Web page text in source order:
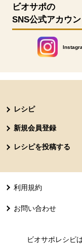
ビオサポの
SNS公式アカウン
別のウ
レシピ
新規会員登録
レシピを投稿する
利用規約
お問い合わせ
ビオサポレシピ